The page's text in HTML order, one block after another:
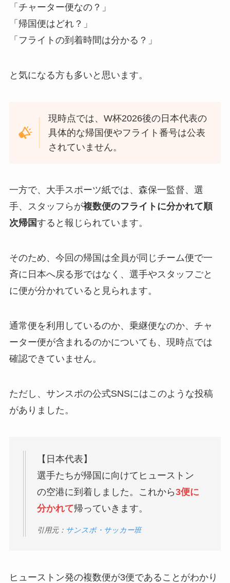
「チャーター便なの？」
「帰国便はどれ？」
「フライトの到着時間は分かる？」
と気になる方も多いと思います。
現時点では、W杯2026後の日本代表の
具体的な帰国便やフライト番号は公表
されていません。
一方で、大手スポーツ紙では、森保一監督、選
手、スタッフらが複数便のフライトに分かれて順
次帰国すると報じられています。
そのため、今回の帰国は全員が同じチーム便で一
斉に日本へ戻る形ではなく、選手やスタッフごと
に便が分かれていると見られます。
通常便を利用しているのか、乗継便なのか、チャ
ーター便が含まれるのかについても、現時点では
確認できていません。
ただし、サンスポの公式SNSにはこのような投稿
がありました。
【日本代表】
選手たちが帰国に向けてヒューストン
の空港に到着しました。これから3便に
分かれて帰っていきます。
引用元： サンスポ・サッカー班
ヒューストン発の複数便が3便であることがわかり